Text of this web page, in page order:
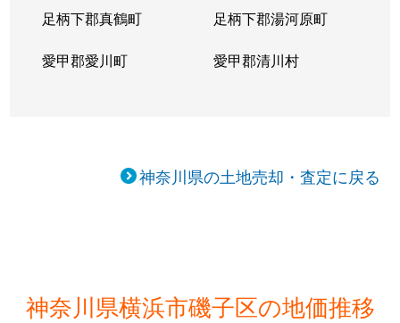
足柄下郡真鶴町 足柄下郡湯河原町
愛甲郡愛川町 愛甲郡清川村
神奈川県の土地売却・査定に戻る
神奈川県横浜市磯子区の地価推移